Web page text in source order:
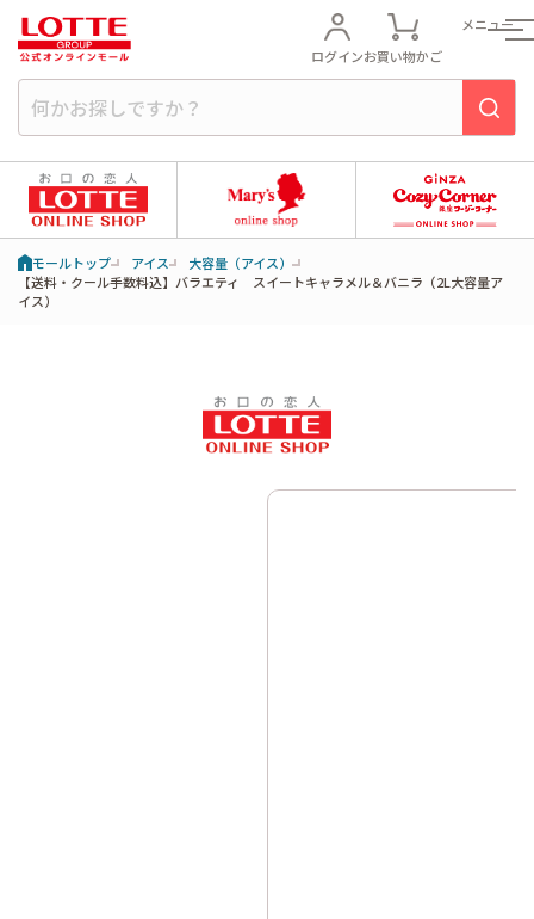
ログインお買い物かご
メニュー
モールトップ アイス
大容量（アイス）
【送料・クール手数料込】バラエティ スイートキャラメル＆バニラ（2L大容量ア
イス）